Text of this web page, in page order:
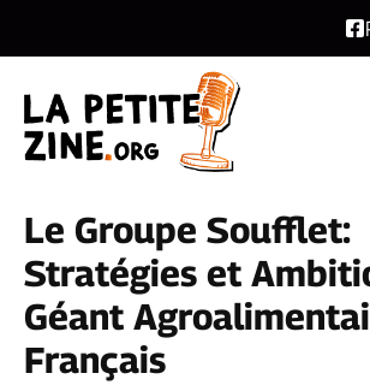
contenu
Le Groupe Soufflet:
Stratégies et
Géant
Français